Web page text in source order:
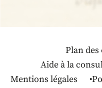
Plan
Aide à la
Mentions légales